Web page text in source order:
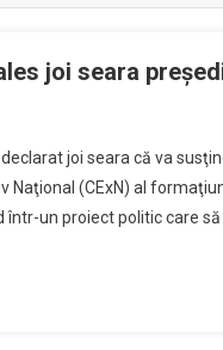
joi seara
joi seara că va
Naţional (CExN) al
un proiect politic care